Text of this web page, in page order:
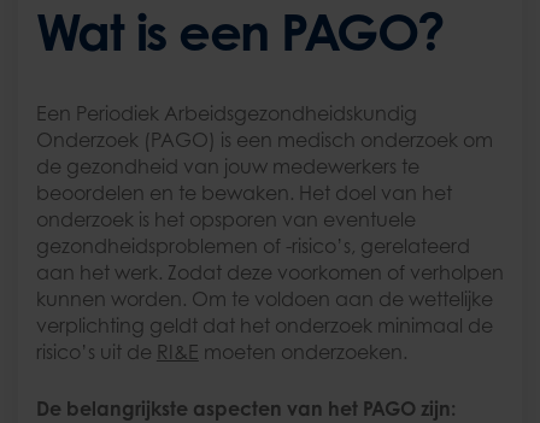
Wat is een PAGO?
Een Periodiek Arbeidsgezondheidskundig
Onderzoek (PAGO) is een medisch onderzoek om
de gezondheid van jouw medewerkers te
beoordelen en te bewaken. Het doel van het
onderzoek is het opsporen van eventuele
gezondheidsproblemen of -risico’s, gerelateerd
aan het werk. Zodat deze voorkomen of verholpen
kunnen worden. Om te voldoen aan de wettelijke
verplichting geldt dat het onderzoek minimaal de
risico’s uit de RI&E moeten onderzoeken.
De belangrijkste aspecten van het PAGO zijn: